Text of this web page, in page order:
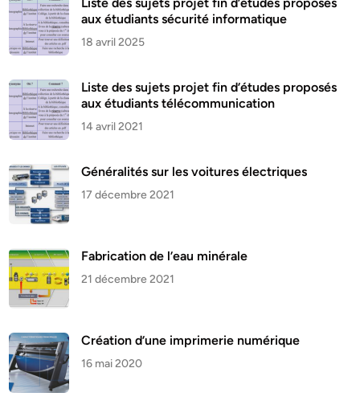
aux étudiants sécurité informatique
18 avril 2025
Liste des sujets projet fin d’études proposés
aux étudiants télécommunication
14 avril 2021
Généralités sur les voitures électriques
17 décembre 2021
Fabrication de l’eau minérale
21 décembre 2021
Création d’une imprimerie numérique
16 mai 2020